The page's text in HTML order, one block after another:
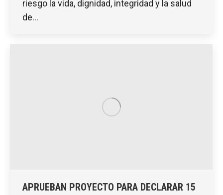
riesgo la vida, dignidad, integridad y la salud
de…
APRUEBAN PROYECTO PARA DECLARAR 15